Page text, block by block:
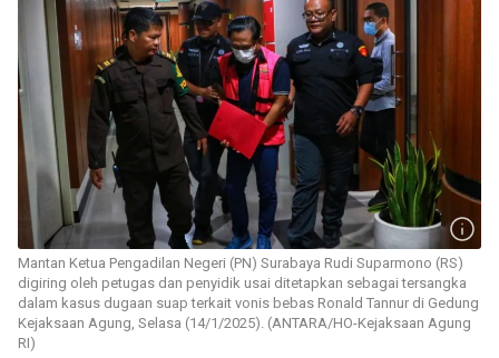
Mantan Ketua Pengadilan Negeri (PN) Surabaya Rudi Suparmono (RS)
digiring oleh petugas dan penyidik usai ditetapkan sebagai tersangka
dalam kasus dugaan suap terkait vonis bebas Ronald Tannur di Gedung
Kejaksaan Agung, Selasa (14/1/2025). (ANTARA/HO-Kejaksaan Agung
RI)